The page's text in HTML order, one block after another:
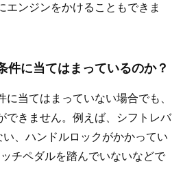
エンジンをかけることもできま
に当てはまっているのか？
当てはまっていない場合でも、
できません。例えば、シフトレバ
、ハンドルロックがかかってい
チペダルを踏んでいないなどで